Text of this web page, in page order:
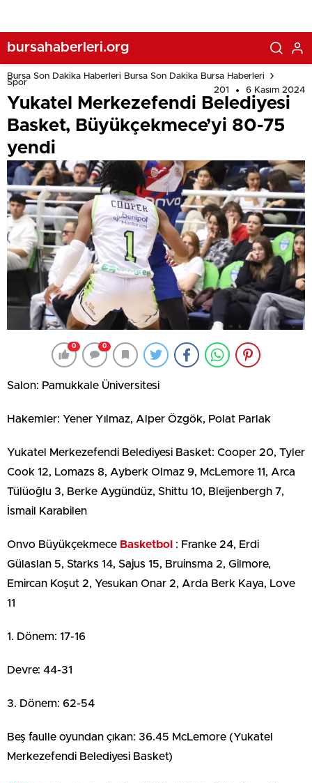
bursahaberleri.org
Bursa Son Dakika Haberleri Bursa Son Dakika Bursa Haberleri
Spor
201
6 Kasım 2024
Yukatel Merkezefendi Belediyesi
Basket, Büyükçekmece’yi 80-75
yendi
0 0
Salon: Pamukkale Üniversitesi
Hakemler: Yener Yılmaz, Alper Özgök, Polat Parlak
Yukatel Merkezefendi Belediyesi Basket: Cooper 20, Tyler
Cook 12, Lomazs 8, Ayberk Olmaz 9, McLemore 11, Arca
Tülüoğlu 3, Berke Aygündüz, Shittu 10, Bleijenbergh 7,
İsmail Karabilen
Onvo Büyükçekmece Basketbol : Franke 24, Erdi
Gülaslan 5, Starks 14, Sajus 15, Bruinsma 2, Gilmore,
Emircan Koşut 2, Yesukan Onar 2, Arda Berk Kaya, Love
11
1. Dönem: 17-16
Devre: 44-31
3. Dönem: 62-54
Beş faulle oyundan çıkan: 36.45 McLemore (Yukatel
Merkezefendi Belediyesi Basket)